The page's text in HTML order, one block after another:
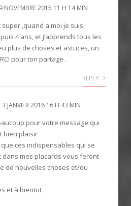
NOVEMBRE 2015 11 H 14 MIN
super ,quand a moi je suis
4 ans, et j’apprends tous les
plus de choses et astuces, un
pour ton partage .
REPLY
3 JANVIER 2016 16 H 43 MIN
pour votre message qui
bien plaisir
que ces indispensables qui se
dans mes placards vous feront
de nouvelles choses et/ou
et à bientot